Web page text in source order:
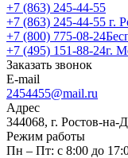
+7 (863) 245-44-55
+7 (863) 245-44-55 г.
+7 (800) 775-08-24
+7 (495) 151-88-24г.
Заказать звонок
E-mail
2454455@mail.ru
Адрес
344068, г. Ростов-
Режим работы
Пн – Пт: с 8:00 до